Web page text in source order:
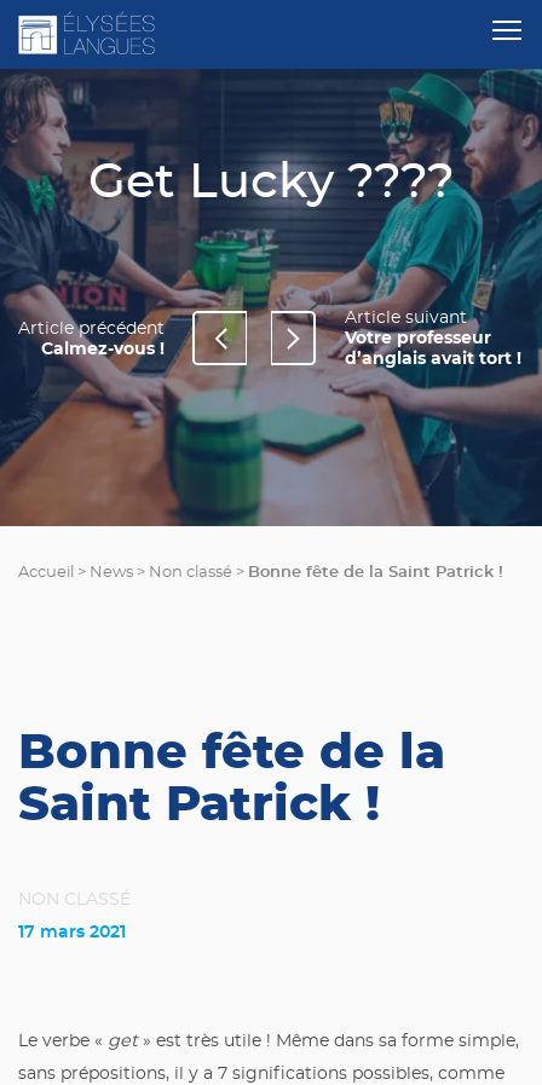
Get Lucky ????
Article précédent
Calmez-vous !
Article suivant
Votre professeur
d’anglais avait tort !
Accueil > News > Non classé > Bonne fête de la Saint Patrick !
Bonne fête de la
Saint Patrick !
NON CLASSÉ
17 mars 2021
Le verbe « get » est très utile ! Même dans sa forme simple,
sans prépositions, il y a 7 significations possibles, comme